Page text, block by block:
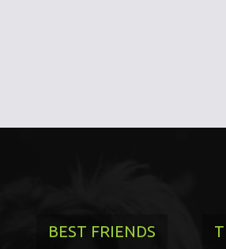
BEST FRIENDS